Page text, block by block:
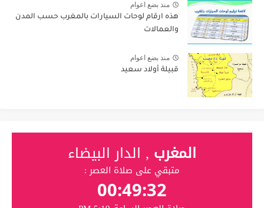
منذ بضع اعوام
هذه ارقام لوحات السيارات بالمغرب حسب المدن
والعمالات
منذ بضع اعوام
قبيلة أولاد سعيد